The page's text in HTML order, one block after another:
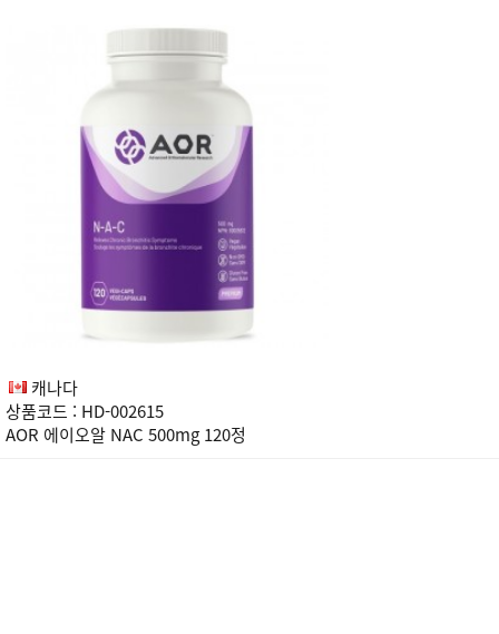
캐나다
상품코드 : HD-002615
AOR 에이오알 NAC 500mg 120정